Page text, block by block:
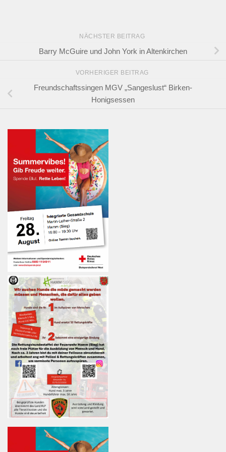
NÄCHSTER BEITRAG
Barry McGuire und John York in Altenkirchen
VORHERIGER BEITRAG
Freundschaftssingen MGV „Sangeslust“ Birken-
Honigsessen